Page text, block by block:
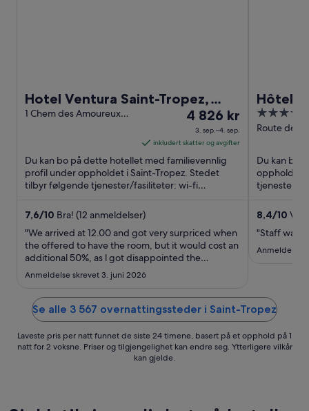
Hotel Ventura Saint-Tropez,
Tapestry Collection By Hilton
1 Chem des Amoureux
Prisen
er
4 826 kr
per
natt
fra
til
4.
sep.
4 826 kr
3. sep.–4. sep.
inkludert skatter og avgifter
Du kan bo på dette hotellet med familievennlig
profil under oppholdet i Saint-Tropez. Stedet
tilbyr følgende tjenester/fasiliteter: wi-fi
7,6/10 Bra! (12 anmeldelser)
"We arrived at 12.00 and got very surpriced when
the offered to have the room, but it would cost an
additional 50%, as l got disappointed the
updated the offer to 100 euro. I dont think this is
good customer service."
Anmeldelse skrevet 3. juni 2026
Hôtel
Tropez
5
out
5
Route de
Du kan bo
oppholdet i
tjenester/
8,4/10
"Staff was
Anmeldelse
Se alle 3 567 overnattingssteder i Saint-Tropez
Laveste pris per natt funnet de siste 24 timene, basert på et opphold på 1
natt for 2 voksne. Priser og tilgjengelighet kan endre seg. Ytterligere vilkår
kan gjelde.